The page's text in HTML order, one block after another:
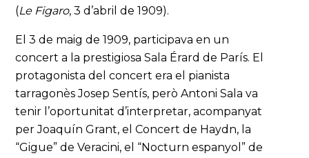
(Le Figaro, 3 d’abril de 1909).
El 3 de maig de 1909, participava en un
concert a la prestigiosa Sala Érard de París. El
protagonista del concert era el pianista
tarragonès Josep Sentís, però Antoni Sala va
tenir l’oportunitat d’interpretar, acompanyat
per Joaquín Grant, el Concert de Haydn, la
“Gigue” de Veracini, el “Nocturn espanyol” de